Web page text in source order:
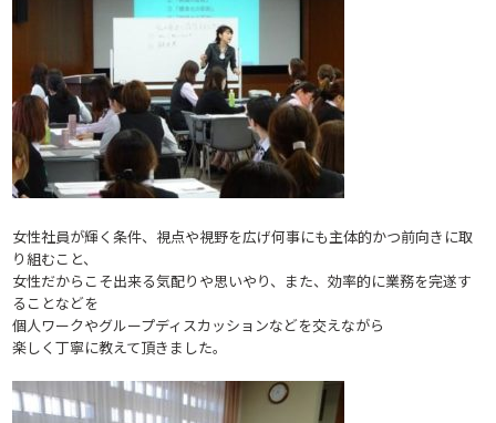
女性社員が輝く条件、視点や視野を広げ何事にも主体的かつ前向きに取
り組むこと、
女性だからこそ出来る気配りや思いやり、また、効率的に業務を完遂す
ることなどを
個人ワークやグループディスカッションなどを交えながら
楽しく丁寧に教えて頂きました。